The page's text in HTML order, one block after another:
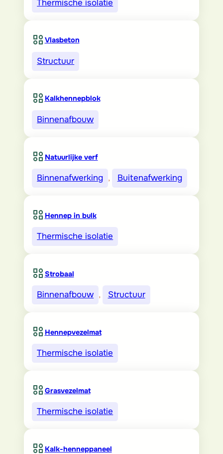
Thermische isolatie
Vlasbeton
Structuur
Kalkhennepblok
Binnenafbouw
Natuurlijke verf
Binnenafwerking , Buitenafwerking
Hennep in bulk
Thermische isolatie
Strobaal
Binnenafbouw , Structuur
Hennepvezelmat
Thermische isolatie
Grasvezelmat
Thermische isolatie
Kalk-henneppaneel